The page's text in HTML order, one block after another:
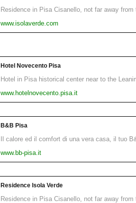
Residence in Pisa Cisanello, not far away
www.isolaverde.com
Hotel Novecento Pisa
Hotel in Pisa historical center near to the
www.hotelnovecento.pisa.it
B&B Pisa
Il calore ed il comfort di una vera casa, il tuo
www.bb-pisa.it
Residence Isola Verde
Residence in Pisa Cisanello, not far away